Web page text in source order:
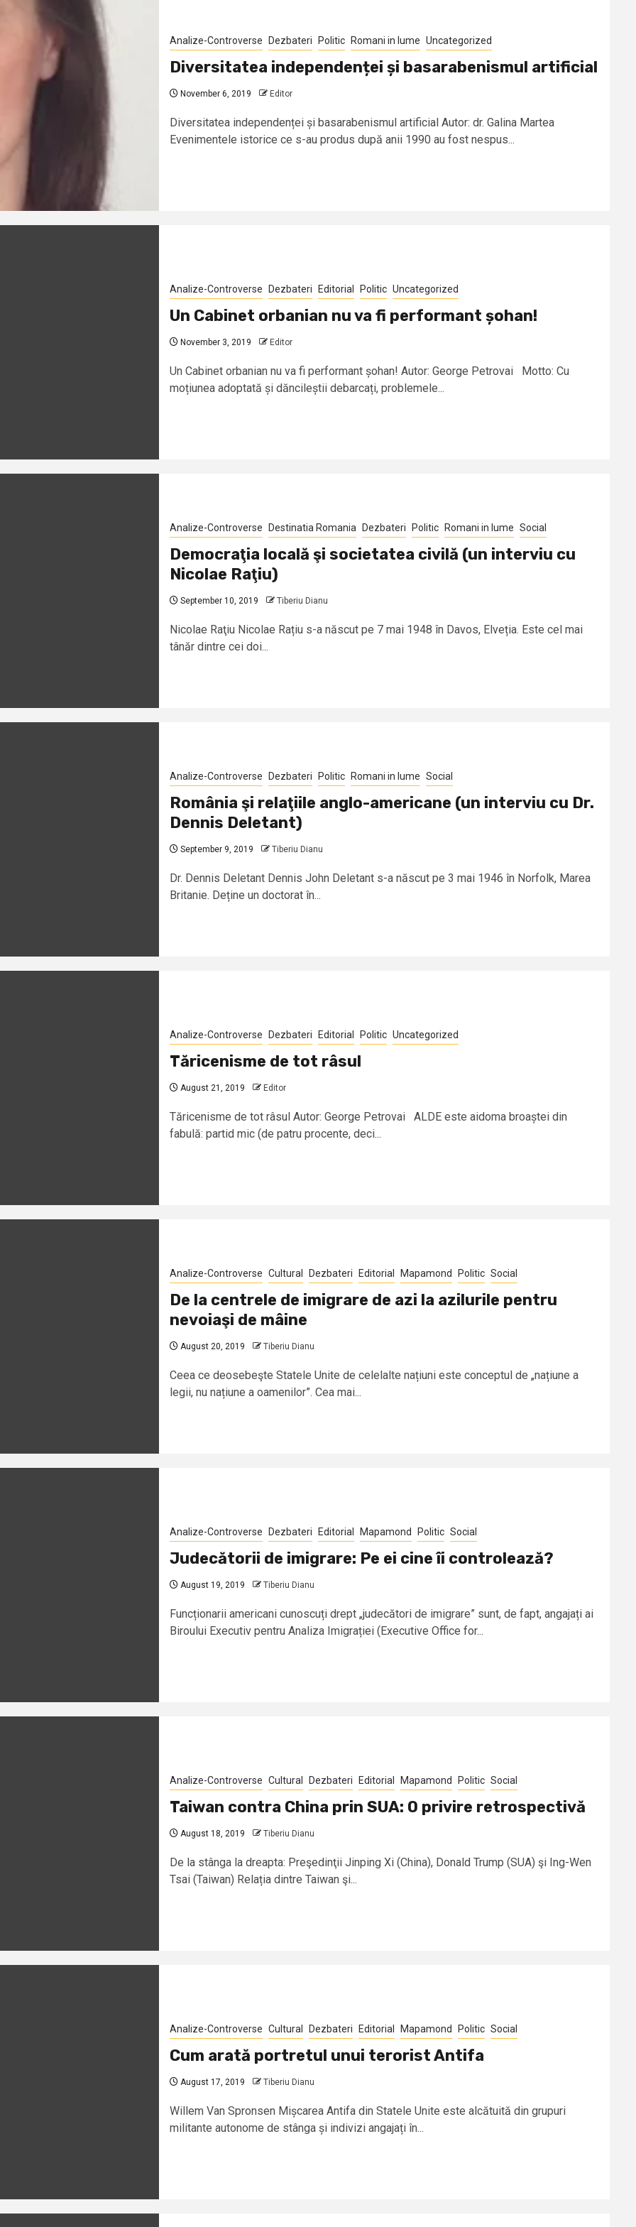
Analize-Controverse Dezbateri Politic Romani in lume Uncategorized
Diversitatea independenței și basarabenismul artificial
November 6, 2019 Editor
Diversitatea independenței și basarabenismul artificial Autor: dr. Galina Martea
Evenimentele istorice ce s-au produs după anii 1990 au fost nespus...
Analize-Controverse Dezbateri Editorial Politic Uncategorized
Un Cabinet orbanian nu va fi performant șohan!
November 3, 2019 Editor
Un Cabinet orbanian nu va fi performant șohan! Autor: George Petrovai Motto: Cu
moțiunea adoptată și dăncileștii debarcați, problemele...
Analize-Controverse Destinatia Romania Dezbateri Politic Romani in lume Social
Democraţia locală şi societatea civilă (un interviu cu
Nicolae Raţiu)
September 10, 2019 Tiberiu Dianu
Nicolae Raţiu Nicolae Rațiu s-a născut pe 7 mai 1948 în Davos, Elveția. Este cel mai
tânăr dintre cei doi...
Analize-Controverse Dezbateri Politic Romani in lume Social
România şi relaţiile anglo-americane (un interviu cu Dr.
Dennis Deletant)
September 9, 2019 Tiberiu Dianu
Dr. Dennis Deletant Dennis John Deletant s-a născut pe 3 mai 1946 în Norfolk, Marea
Britanie. Deține un doctorat în...
Analize-Controverse Dezbateri Editorial Politic Uncategorized
Tăricenisme de tot râsul
August 21, 2019 Editor
Tăricenisme de tot râsul Autor: George Petrovai ALDE este aidoma broaștei din
fabulă: partid mic (de patru procente, deci...
Analize-Controverse Cultural Dezbateri Editorial Mapamond Politic Social
De la centrele de imigrare de azi la azilurile pentru
nevoiaşi de mâine
August 20, 2019 Tiberiu Dianu
Ceea ce deosebeşte Statele Unite de celelalte națiuni este conceptul de „națiune a
legii, nu națiune a oamenilor”. Cea mai...
Analize-Controverse Dezbateri Editorial Mapamond Politic Social
Judecătorii de imigrare: Pe ei cine îi controlează?
August 19, 2019 Tiberiu Dianu
Funcționarii americani cunoscuți drept „judecători de imigrare” sunt, de fapt, angajați ai
Biroului Executiv pentru Analiza Imigrației (Executive Office for...
Analize-Controverse Cultural Dezbateri Editorial Mapamond Politic Social
Taiwan contra China prin SUA: O privire retrospectivă
August 18, 2019 Tiberiu Dianu
De la stânga la dreapta: Preşedinţii Jinping Xi (China), Donald Trump (SUA) şi Ing-Wen
Tsai (Taiwan) Relația dintre Taiwan şi...
Analize-Controverse Cultural Dezbateri Editorial Mapamond Politic Social
Cum arată portretul unui terorist Antifa
August 17, 2019 Tiberiu Dianu
Willem Van Spronsen Mișcarea Antifa din Statele Unite este alcătuită din grupuri
militante autonome de stânga și indivizi angajați în...